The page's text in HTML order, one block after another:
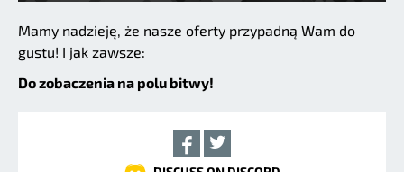
Mamy nadzieję, że nasze oferty przypadną Wam do
gustu! I jak zawsze:
Do zobaczenia na polu bitwy!